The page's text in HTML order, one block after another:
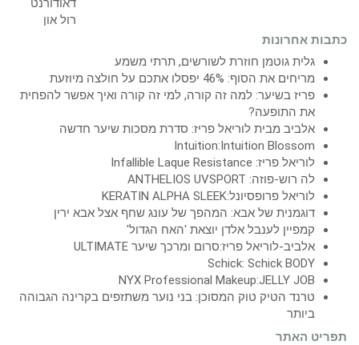
כתבות אחרונות
גלית גוטמן חוזרת לשורשים, תרתי משמע
מריחים את הסוף: 46% יפסלו אתכם על חולצה מיוזעת
פריז בשיער: למה זה קורה, למי זה קורה ואיך אפשר להפחית
את התופעה?
אלביב מבית לוריאל פריז: סדרת מסכות שיער חדשה
Intuition:Intuition Blossom
לוריאל פריז: Infallible Laque Resistance
לה רוש-פוזה: ANTHELIOS UVSPORT
לוריאל פרופסיונל:KERATIN ALPHA SLEEK
דוגמנית של אבא: המהפך של עונג שחף אצל אבא ירין
קמפיין לענבל אלדן יוצאת 'האח הגדול'
אלביב-לוריאל פריז:סרום ומרכך שיער ULTIMATE
Schick: Schick BODY
NYX Professional Makeup:JELLY JOB
טרנד הטיק טוק המסוכן: בני נוער משתזפים בקרינה הגבוהה
ביותר
תפריט האתר